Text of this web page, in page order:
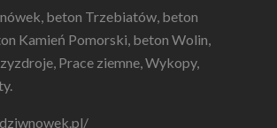
beton Trzebiatów, beton
Kamień Pomorski, beton Wolin,
Prace ziemne, Wykopy,